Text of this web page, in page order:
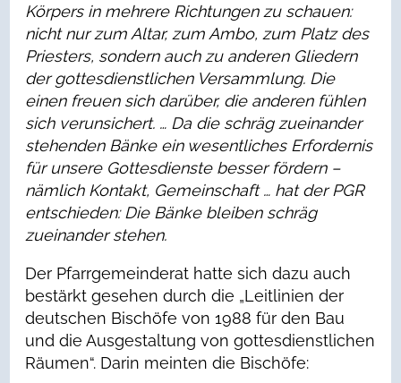
Körpers in mehrere Richtungen zu schauen:
nicht nur zum Altar, zum Ambo, zum Platz des
Priesters, sondern auch zu anderen Gliedern
der gottesdienstlichen Versammlung. Die
einen freuen sich darüber, die anderen fühlen
sich verunsichert. … Da die schräg zueinander
stehenden Bänke ein wesentliches Erfordernis
für unsere Gottesdienste besser fördern –
nämlich Kontakt, Gemeinschaft … hat der PGR
entschieden: Die Bänke bleiben schräg
zueinander stehen.
Der Pfarrgemeinderat hatte sich dazu auch
bestärkt gesehen durch die „Leitlinien der
deutschen Bischöfe von 1988 für den Bau
und die Ausgestaltung von gottesdienstlichen
Räumen“. Darin meinten die Bischöfe: